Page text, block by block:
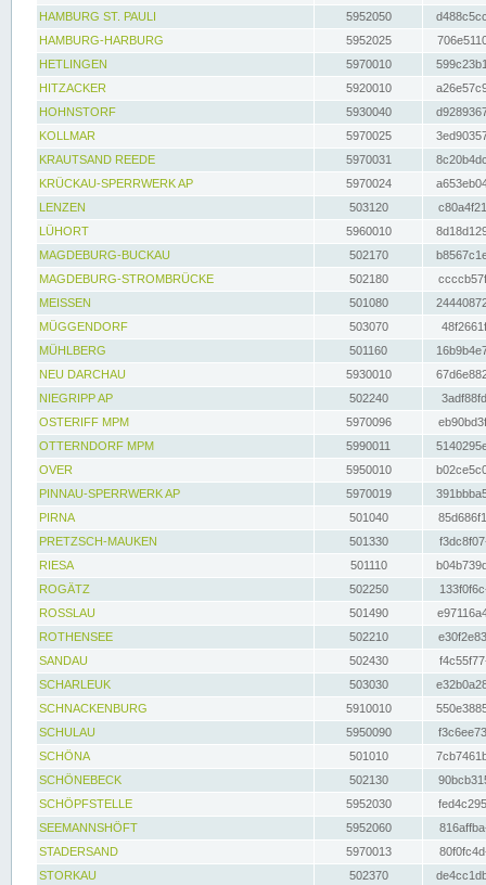
HAMBURG ST. PAULI
5952050
HAMBURG-HARBURG
5952025
HETLINGEN
5970010
HITZACKER
5920010
HOHNSTORF
5930040
KOLLMAR
5970025
KRAUTSAND REEDE
5970031
KRÜCKAU-SPERRWERK AP
5970024
LENZEN
503120
LÜHORT
5960010
MAGDEBURG-BUCKAU
502170
MAGDEBURG-STROMBRÜCKE
502180
MEISSEN
501080
MÜGGENDORF
503070
MÜHLBERG
501160
NEU DARCHAU
5930010
NIEGRIPP AP
502240
OSTERIFF MPM
5970096
OTTERNDORF MPM
5990011
OVER
5950010
PINNAU-SPERRWERK AP
5970019
PIRNA
501040
PRETZSCH-MAUKEN
501330
RIESA
501110
ROGÄTZ
502250
ROSSLAU
501490
ROTHENSEE
502210
SANDAU
502430
SCHARLEUK
503030
SCHNACKENBURG
5910010
SCHULAU
5950090
SCHÖNA
501010
SCHÖNEBECK
502130
SCHÖPFSTELLE
5952030
SEEMANNSHÖFT
5952060
STADERSAND
5970013
STORKAU
502370